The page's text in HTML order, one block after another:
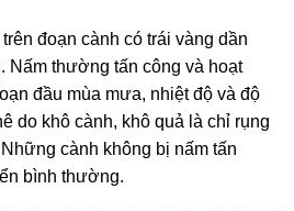
đoạn cành có trái vàng dần
Nấm thường tấn công và hoạt
đầu mùa mưa, nhiệt độ và độ
do khô cành, khô quả là chỉ rụng
cành không bị nấm tấn
bình thường.